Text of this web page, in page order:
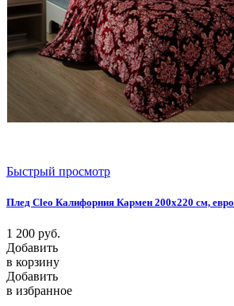
Быстрый просмотр
Плед Cleo Калифорния Кармен 200х220 см, евро
1 200 руб.
Добавить
в корзину
Добавить
в избранное